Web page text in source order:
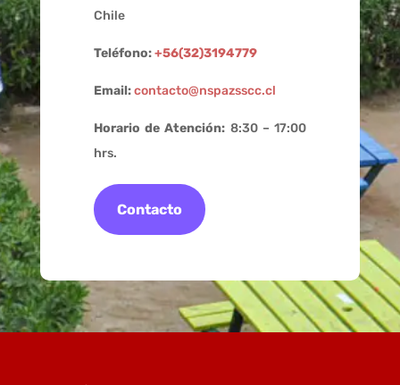
Chile
Teléfono:+56(32)3194779
Email:contacto@nspazsscc.cl
Horario de Atención: 8:30 – 17:00
hrs.
Contacto